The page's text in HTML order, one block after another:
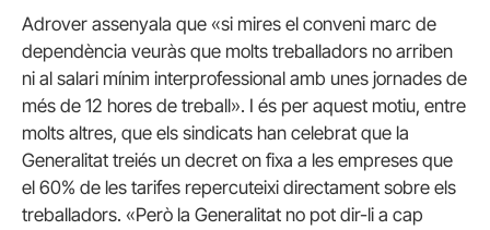
Adrover assenyala que «si mires el conveni marc de
dependència veuràs que molts treballadors no arriben
ni al salari mínim interprofessional amb unes jornades de
més de 12 hores de treball». I és per aquest motiu, entre
molts altres, que els sindicats han celebrat que la
Generalitat treiés un decret on fixa a les empreses que
el 60% de les tarifes repercuteixi directament sobre els
treballadors. «Però la Generalitat no pot dir-li a cap